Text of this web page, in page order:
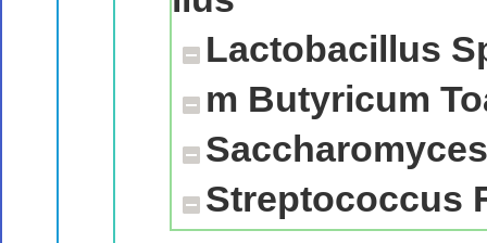
Lactobacillus
m Butyricum
Streptococcus